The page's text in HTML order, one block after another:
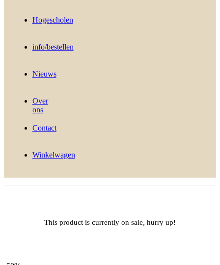
Hogescholen
info/bestellen
Nieuws
Over
ons
Contact
Winkelwagen
This product is currently on sale, hurry up!